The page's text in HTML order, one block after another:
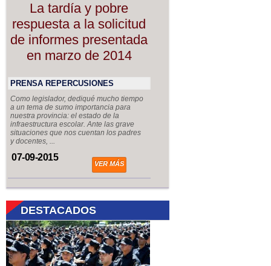
La tardía y pobre
respuesta a la solicitud
de informes presentada
en marzo de 2014
PRENSA REPERCUSIONES
Como legislador, dediqué mucho tiempo
a un tema de sumo importancia para
nuestra provincia: el estado de la
infraestructura escolar. Ante las grave
situaciones que nos cuentan los padres
y docentes, ...
07-09-2015
VER MÁS
DESTACADOS